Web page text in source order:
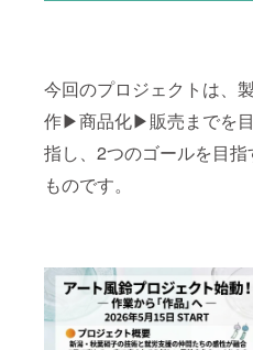
今回のプロジェクトは、製
作▶︎商品化▶︎販売までを目
指し、2つのゴールを目指
ものです。